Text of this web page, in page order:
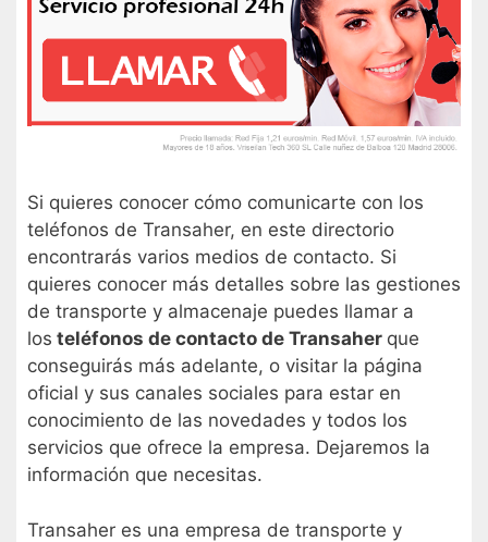
Si quieres conocer cómo comunicarte con los
teléfonos de Transaher, en este directorio
encontrarás varios medios de contacto. Si
quieres conocer más detalles sobre las gestiones
de transporte y almacenaje puedes llamar a
los teléfonos de contacto de Transaher que
conseguirás más adelante, o visitar la página
oficial y sus canales sociales para estar en
conocimiento de las novedades y todos los
servicios que ofrece la empresa. Dejaremos la
información que necesitas.
Transaher es una empresa de transporte y